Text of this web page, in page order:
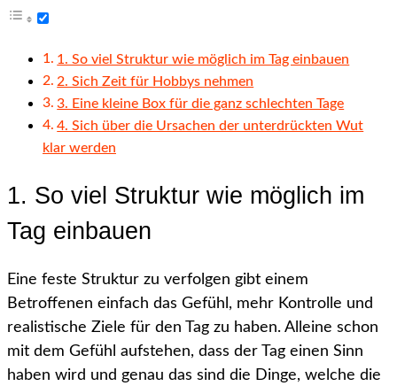
1. So viel Struktur wie möglich im Tag einbauen
2. Sich Zeit für Hobbys nehmen
3. Eine kleine Box für die ganz schlechten Tage
4. Sich über die Ursachen der unterdrückten Wut
klar werden
1. So viel Struktur wie möglich im
Tag einbauen
Eine feste Struktur zu verfolgen gibt einem
Betroffenen einfach das Gefühl, mehr Kontrolle und
realistische Ziele für den Tag zu haben. Alleine schon
mit dem Gefühl aufstehen, dass der Tag einen Sinn
haben wird und genau das sind die Dinge, welche die